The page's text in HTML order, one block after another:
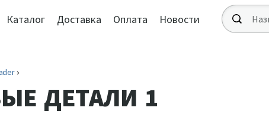
Каталог Доставка Оплата Новости
ДЕТАЛИ 1